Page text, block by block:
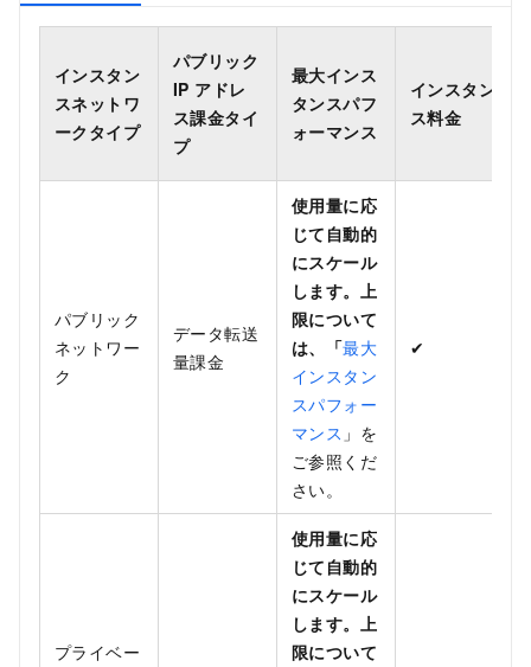
インスタン
スネットワ
ークタイプ
パブリック
IP アドレ
ス課金タイ
プ
最大インス
タンスパフ
ォーマンス
インスタン
ス料金
パブリック
ネットワー
ク
データ転送
量課金
使用量に応
じて自動的
にスケール
します。上
限について
は、「最大
インスタン
スパフォー
マンス 」を
ご参照くだ
さい。
✔
プライベー
使用量に応
じて自動的
にスケール
します。上
限について